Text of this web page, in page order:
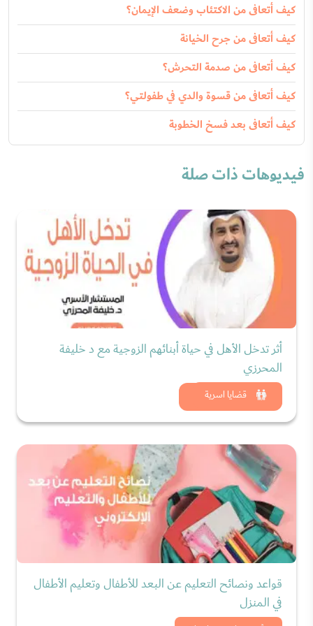
كيف أتعافى من الاكتئاب وضعف الإيمان؟
كيف أتعافى من جرح الخيانة
كيف أتعافى من صدمة التحرش؟
كيف أتعافى من قسوة والدي في طفولتي؟
كيف أتعافى بعد فسخ الخطوبة
فيديوهات ذات صلة
قضايا اسرية
أثر تدخل الأهل في حياة أبنائهم الزوجية مع د خليفة
المحرزي
شاهد الان
قواعد ونصائح التعليم عن البعد للأطفال وتعليم الأطفال
في المنزل